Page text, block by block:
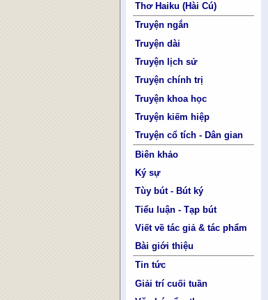
Thơ Haiku (Hài Cú)
Truyện ngắn
Truyện dài
Truyện lịch sử
Truyện chính trị
Truyện khoa học
Truyện kiếm hiệp
Truyện cổ tích - Dân gian
Biên khảo
Ký sự
Tùy bút - Bút ký
Tiểu luận - Tạp bút
Viết về tác giả & tác phẩm
Bài giới thiệu
Tin tức
Giải trí cuối tuần